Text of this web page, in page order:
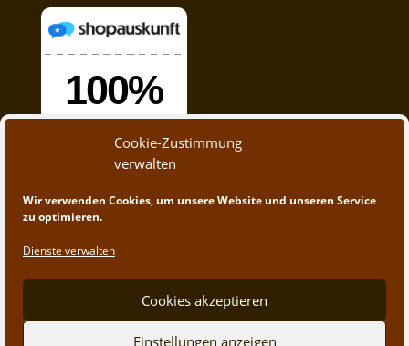
Cookie-Zustimmung
verwalten
Wir verwenden Cookies, um unsere Website und unseren Service
zu optimieren.
Dienste verwalten
Cookies akzeptieren
Einstellungen anzeigen